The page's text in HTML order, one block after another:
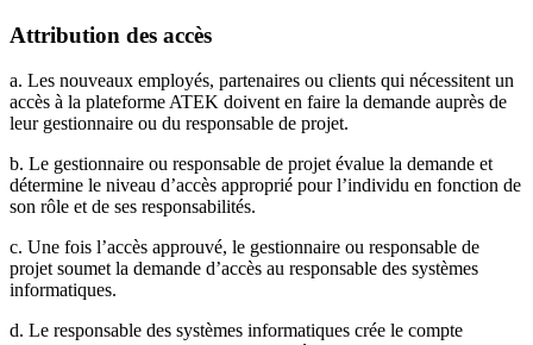
Attribution des accès
a. Les nouveaux employés, partenaires ou clients qui nécessitent un
accès à la plateforme ATEK doivent en faire la demande auprès de
leur gestionnaire ou du responsable de projet.
b. Le gestionnaire ou responsable de projet évalue la demande et
détermine le niveau d’accès approprié pour l’individu en fonction de
son rôle et de ses responsabilités.
c. Une fois l’accès approuvé, le gestionnaire ou responsable de
projet soumet la demande d’accès au responsable des systèmes
informatiques.
d. Le responsable des systèmes informatiques crée le compte